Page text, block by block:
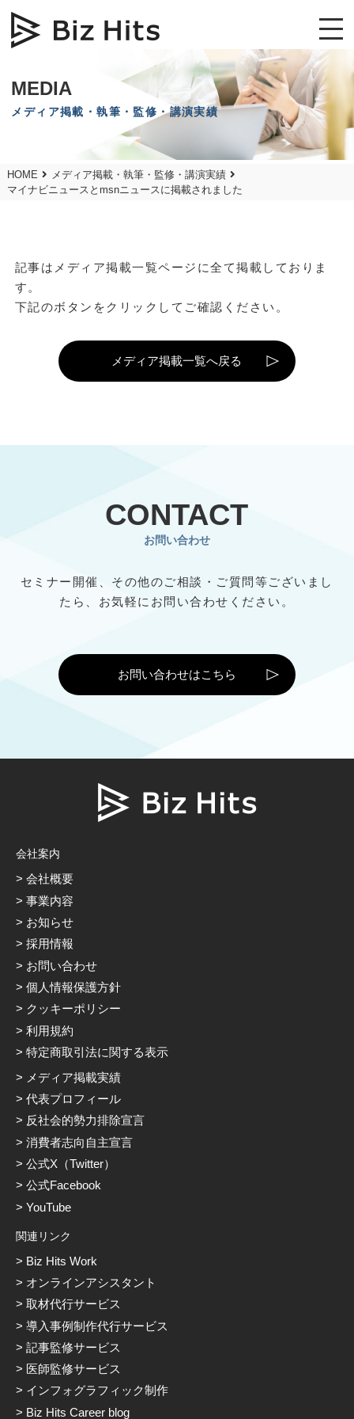
MEDIA
メディア掲載・執筆・監修・講演実績
HOME
メディア掲載・執筆・監修・講演実績
マイナビニュースとmsnニュースに掲載されました
記事はメディア掲載一覧ページに全て掲載しておりま
す。
下記のボタンをクリックしてご確認ください。
メディア掲載一覧へ戻る
CONTACT
お問い合わせ
セミナー開催、その他のご相談・ご質問等ございまし
たら、 お気軽にお問い合わせください。
お問い合わせはこちら
会社案内
会社概要
事業内容
お知らせ
採用情報
お問い合わせ
個人情報保護方針
クッキーポリシー
利用規約
特定商取引法に関する表示
メディア掲載実績
代表プロフィール
反社会的勢力排除宣言
消費者志向自主宣言
公式X（Twitter）
公式Facebook
YouTube
関連リンク
Biz Hits Work
オンラインアシスタント
取材代行サービス
導入事例制作代行サービス
記事監修サービス
医師監修サービス
インフォグラフィック制作
Biz Hits Career blog